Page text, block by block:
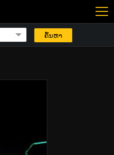
ຄົ້ນຫາ